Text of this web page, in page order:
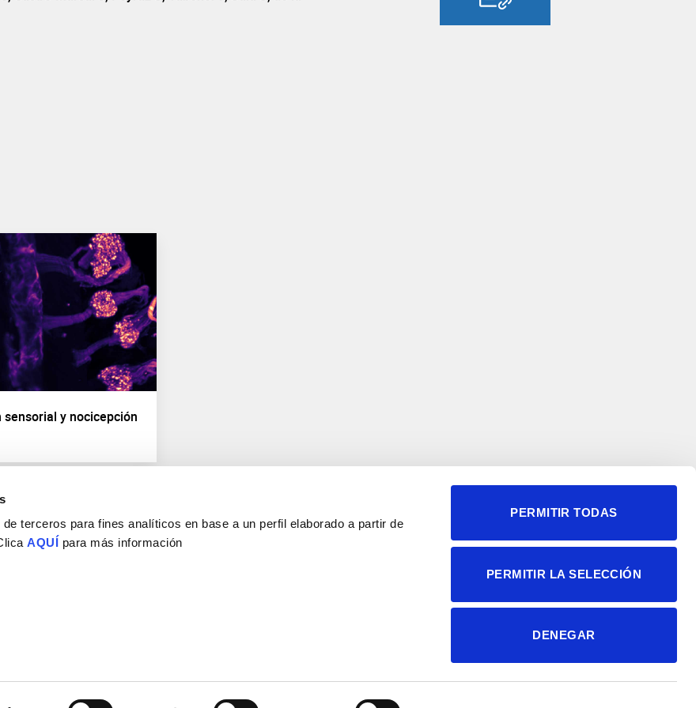
terceros para fines analíticos en base a un perfil elaborado a partir de
AQUÍ para más información
PERMITIR TODAS
PERMITIR LA SELECCIÓN
DENEGAR
sensorial y nocicepción
Neurociencias
Política de privacidad
Accesibilidad